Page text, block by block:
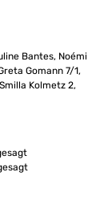
Bantes, Noémi
Gomann 7/1,
Kolmetz 2,